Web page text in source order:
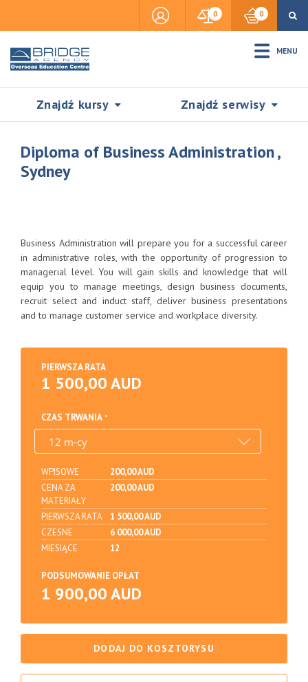
0 0
MENU
Znajdź kursy Znajdź serwisy
SZUKAJ
Accommodation
Visas & Legal Stay
Diploma of Business Administration ,
Sydney
Business Administration will prepare you for a successful career
in administrative roles, with the opportunity of progression to
managerial level. You will gain skills and knowledge that will
equip you to manage meetings, design business documents,
recruit select and induct staff, deliver business presentations
and to manage customer service and workplace diversity.
PIERWSZA RATA
1 500,00 AUD
CZAS TRWANIA
WPISOWE
200,00 AUD
CENA ZA
MATERIAŁY
200,00 AUD
PIERWSZA RATA
1 500,00 AUD
CZESNE
6 000,00 AUD
MIESIĄCE
12
PODSUMOWANIE OPŁAT
1 900,00 AUD
DODAJ DO KOSZTORYSU